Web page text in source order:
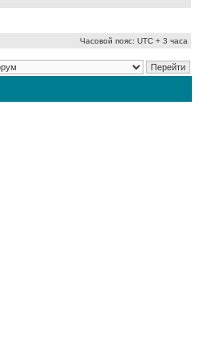
Часовой пояс: UTC + 3 часа